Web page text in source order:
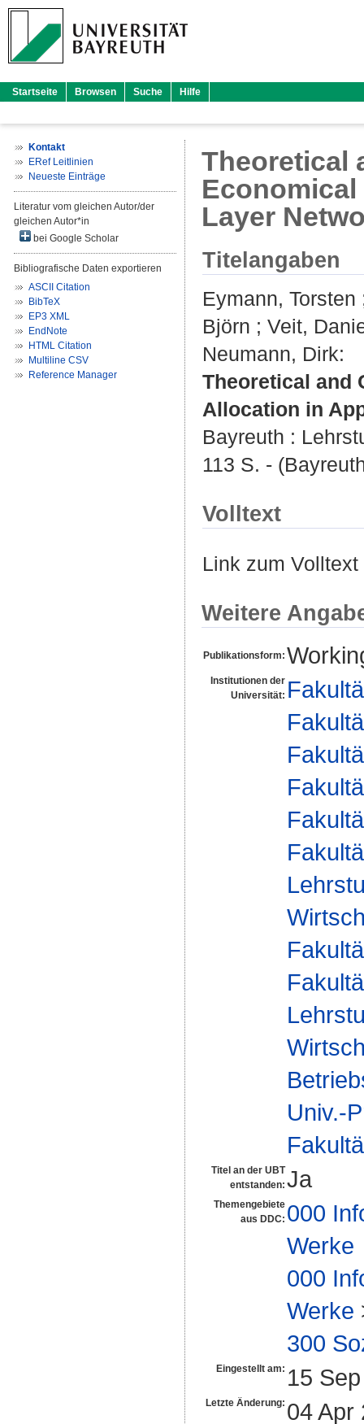
Startseite Browsen Suche Hilfe
Kontakt
ERef Leitlinien
Neueste Einträge
Literatur vom gleichen Autor/der
gleichen Autor*in
bei Google Scholar
Bibliografische Daten exportieren
ASCII Citation
BibTeX
EP3 XML
EndNote
HTML Citation
Multiline CSV
Reference Manager
Theoretical
Layer
Titelangaben
Eymann, Torsten
Björn ; Veit,
Neumann, Dirk:
Theoretical and
Allocation in
Bayreuth :
113 S. -
Volltext
Link zum
Weitere
Publikationsform:
Institutionen der
Universität:
Univ.-
Titel an der UBT
entstanden: Ja
Themengebiete
aus DDC: 000
Werke
000
Werke
300
Eingestellt am: 15
Letzte Änderung: 04 Apr